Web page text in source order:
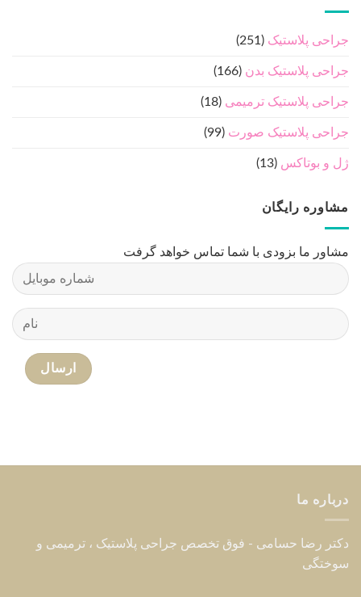
جراحی پلاستیک (251)
جراحی پلاستیک بدن (166)
جراحی پلاستیک ترمیمی (18)
جراحی پلاستیک صورت (99)
ژل و بوتاکس (13)
مشاوره رایگان
مشاور ما بزودی با شما تماس خواهد گرفت
درباره ما
دکتر رضا حسامی - فوق تخصص جراحی پلاستیک ، ترمیمی و
سوختگی